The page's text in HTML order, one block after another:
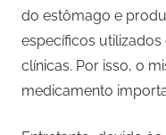
do estômago e
específicos
clínicas. Por isso, o
medicamento